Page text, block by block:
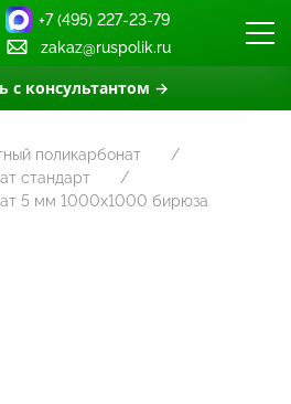
с консультантом →
+7 (495) 227-23-79
zakaz@ruspolik.ru
поликарбонат
стандарт
5 мм 1000х1000 бирюза